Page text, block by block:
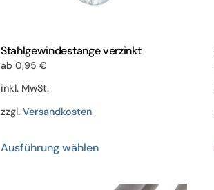
Stahlgewindestange verzinkt
ab 0,95 €
inkl. MwSt.
zzgl. Versandkosten
Ausführung wählenProdukt
mehrere